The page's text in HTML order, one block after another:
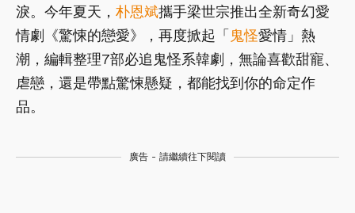
淚。今年夏天， 朴恩斌攜手梁世宗推出全新奇幻愛
情劇《驚悚的戀愛》，再度掀起「 鬼怪愛情」熱
潮，編輯整理7部必追鬼怪系韓劇，無論喜歡甜寵、
虐戀，還是帶點驚悚懸疑，都能找到你的命定作
品。
廣告 - 請繼續往下閱讀